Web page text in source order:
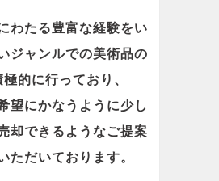
わたる豊富な経験をい
ジャンルでの美術品の
的に行っており、
望にかなうように少し
却できるようなご提案
ただいております。